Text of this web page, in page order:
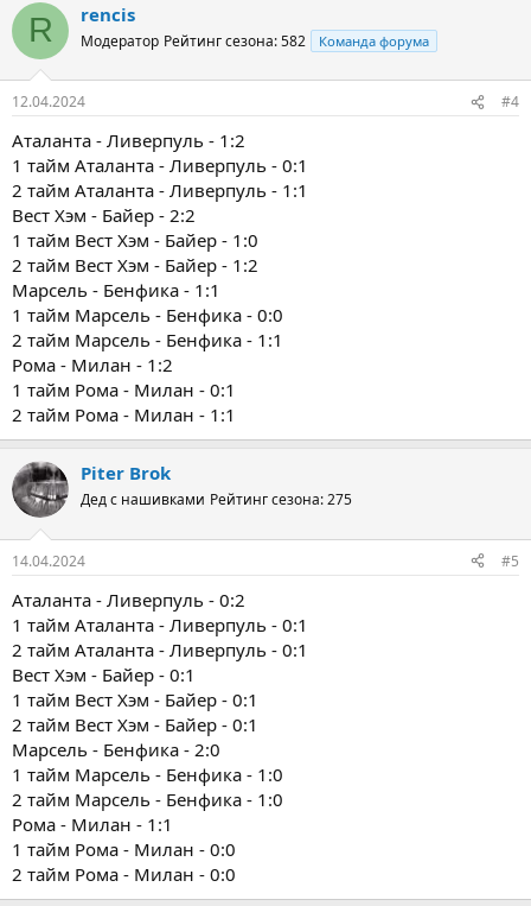
R rencis
Модератор Рейтинг сезона: 582 Команда форума
12.04.2024 #4
Аталанта - Ливерпуль - 1:2
1 тайм Аталанта - Ливерпуль - 0:1
2 тайм Аталанта - Ливерпуль - 1:1
Вест Хэм - Байер - 2:2
1 тайм Вест Хэм - Байер - 1:0
2 тайм Вест Хэм - Байер - 1:2
Марсель - Бенфика - 1:1
1 тайм Марсель - Бенфика - 0:0
2 тайм Марсель - Бенфика - 1:1
Рома - Милан - 1:2
1 тайм Рома - Милан - 0:1
2 тайм Рома - Милан - 1:1
Piter Brok
Дед с нашивками Рейтинг сезона: 275
14.04.2024 #5
Аталанта - Ливерпуль - 0:2
1 тайм Аталанта - Ливерпуль - 0:1
2 тайм Аталанта - Ливерпуль - 0:1
Вест Хэм - Байер - 0:1
1 тайм Вест Хэм - Байер - 0:1
2 тайм Вест Хэм - Байер - 0:1
Марсель - Бенфика - 2:0
1 тайм Марсель - Бенфика - 1:0
2 тайм Марсель - Бенфика - 1:0
Рома - Милан - 1:1
1 тайм Рома - Милан - 0:0
2 тайм Рома - Милан - 0:0